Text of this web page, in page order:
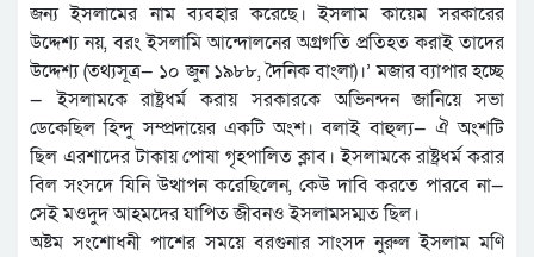
জন্য ইসলামের নাম ব্যবহার করেছে। ইসলাম কায়েম সরকারের
উদ্দেশ্য নয়, বরং ইসলামি আন্দোলনের অগ্রগতি প্রতিহত করাই তাদের
উদ্দেশ্য (তথ্যসূত্র— ১০ জুন ১৯৮৮, দৈনিক বাংলা)।’ মজার ব্যাপার হচ্ছে
— ইসলামকে রাষ্ট্রধর্ম করায় সরকারকে অভিনন্দন জানিয়ে সভা
ডেকেছিল হিন্দু সম্প্রদায়ের একটি অংশ। বলাই বাহুল্য— ঐ অংশটি
ছিল এরশাদের টাকায় পোষা গৃহপালিত ক্লাব। ইসলামকে রাষ্ট্রধর্ম করার
বিল সংসদে যিনি উত্থাপন করেছিলেন, কেউ দাবি করতে পারবে না—
সেই মওদুদ আহমদের যাপিত জীবনও ইসলামসম্মত ছিল।
অষ্টম সংশোধনী পাশের সময়ে বরগুনার সাংসদ নুরুল ইসলাম মণি